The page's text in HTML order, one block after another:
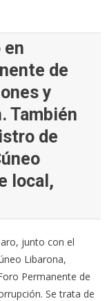
en
de
y
También
de
local,
junto con el
Libarona,
Permanente de
Se trata de